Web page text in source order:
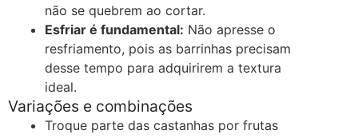
não se quebrem ao cortar.
Esfriar é fundamental: Não apresse o
resfriamento, pois as barrinhas precisam
desse tempo para adquirirem a textura
ideal.
Variações e combinações
Troque parte das castanhas por frutas